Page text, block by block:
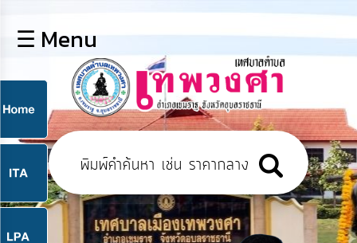
หลัก
ข้อมูล
พื้น
ฐาน
บุคลากร
แผน
ยุทธศาสตร์
☰ Menu